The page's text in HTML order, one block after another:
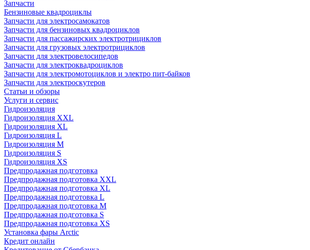
Запчасти
Бензиновые квадроциклы
Запчасти для электросамокатов
Запчасти для бензиновых квадроциклов
Запчасти для пассажирских электротрициклов
Запчасти для грузовых электротрициклов
Запчасти для электровелосипедов
Запчасти для электроквадроциклов
Запчасти для электромотоциклов и электро пит-байков
Запчасти для электроскутеров
Статьи и обзоры
Услуги и сервис
Гидроизоляция
Гидроизоляция XXL
Гидроизоляция XL
Гидроизоляция L
Гидроизоляция M
Гидроизоляция S
Гидроизоляция XS
Предпродажная подготовка
Предпродажная подготовка XXL
Предпродажная подготовка XL
Предпродажная подготовка L
Предпродажная подготовка M
Предпродажная подготовка S
Предпродажная подготовка XS
Установка фары Arctic
Кредит онлайн